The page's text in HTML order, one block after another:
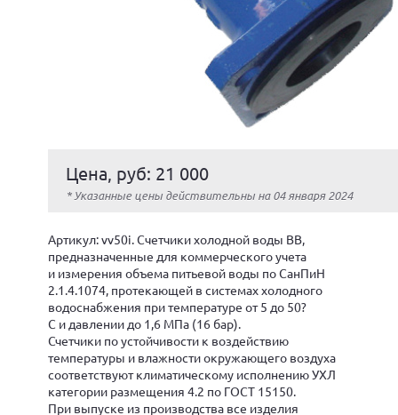
Цена, руб: 21 000
* Указанные цены действительны на 04 января 2024
Артикул: vv50i. Cчетчики холодной воды ВВ,
предназначенные для коммерческого учета
и измерения объема питьевой воды по СанПиН
2.1.4.1074, протекающей в системах холодного
водоснабжения при температуре от 5 до 50?
С и давлении до 1,6 МПа (16 бар).
Счетчики по устойчивости к воздействию
температуры и влажности окружающего воздуха
соответствуют климатическому исполнению УХЛ
категории размещения 4.2 по ГОСТ 15150.
При выпуске из производства все изделия